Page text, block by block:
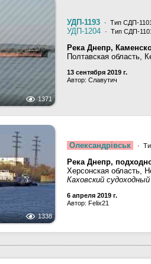
1371
УДП-1193 · Тип СДП-
УДП-1204 · Тип СДП-
Река Днепр,
Полтавская область,
13 сентября 2019 г.
Автор: Славутич
1338
Олександрiвськ ·
Река Днепр,
Херсонская область,
Каховский
6 апреля 2019 г.
Автор: Felix21